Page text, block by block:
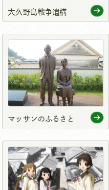
大久野島戦争遺構
マッサンのふるさと